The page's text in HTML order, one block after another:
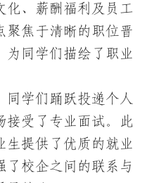
化、薪酬福利及员工
聚焦于清晰的职位晋
为同学们描绘了职业
同学们踊跃投递个人
接受了专业面试。此
生提供了优质的就业
了校企之间的联系与